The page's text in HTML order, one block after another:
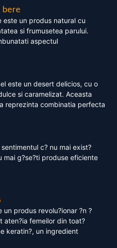
bere
un produs natural cu
si frumusetea parului.
aspectul
este un desert delicios, cu o
si caramelizat. Aceasta
reprezinta combinatia perfecta
c? nu mai exist?
mai g?se?ti produse eficiente
un produs revolu?ionar ?n ?
aten?ia femeilor din toat?
keratin?, un ingredient